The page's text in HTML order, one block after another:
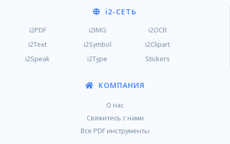
i2-СЕТЬ
i2PDF i2IMG
i2OCR
i2Text
i2Symbol
i2Clipart
i2Speak
i2Type Stickers
КОМПАНИЯ
О нас
Свяжитесь с нами
Все PDF инструменты